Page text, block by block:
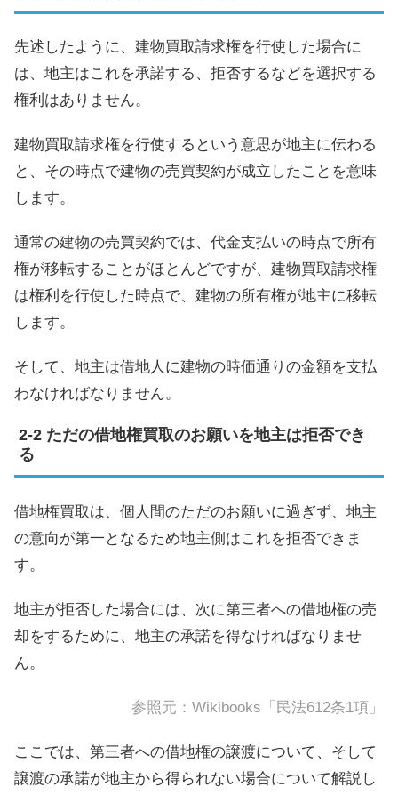
先述したように、建物買取請求権を行使した場合に
は、地主はこれを承諾する、拒否するなどを選択する
権利はありません。
建物買取請求権を行使するという意思が地主に伝わる
と、その時点で建物の売買契約が成立したことを意味
します。
通常の建物の売買契約では、代金支払いの時点で所有
権が移転することがほとんどですが、建物買取請求権
は権利を行使した時点で、建物の所有権が地主に移転
します。
そして、地主は借地人に建物の時価通りの金額を支払
わなければなりません。
ただの借地権買取のお願いを地主は拒否でき
る
借地権買取は、個人間のただのお願いに過ぎず、地主
の意向が第一となるため地主側はこれを拒否できま
す。
地主が拒否した場合には、次に第三者への借地権の売
却をするために、地主の承諾を得なければなりませ
ん。
参照元： Wikibooks「民法612条1項」
ここでは、第三者への借地権の譲渡について、そして
譲渡の承諾が地主から得られない場合について解説し